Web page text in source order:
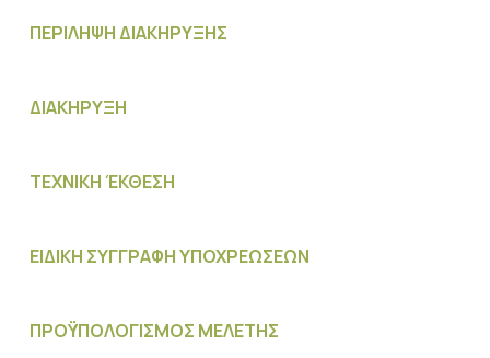
ΠΕΡΙΛΗΨΗ ΔΙΑΚΗΡΥΞΗΣ
ΔΙΑΚΗΡΥΞΗ
ΤΕΧΝΙΚΗ ΈΚΘΕΣΗ
ΕΙΔΙΚΗ ΣΥΓΓΡΑΦΗ ΥΠΟΧΡΕΩΣΕΩΝ
ΠΡΟΫΠΟΛΟΓΙΣΜΟΣ MΕΛΕΤΗΣ